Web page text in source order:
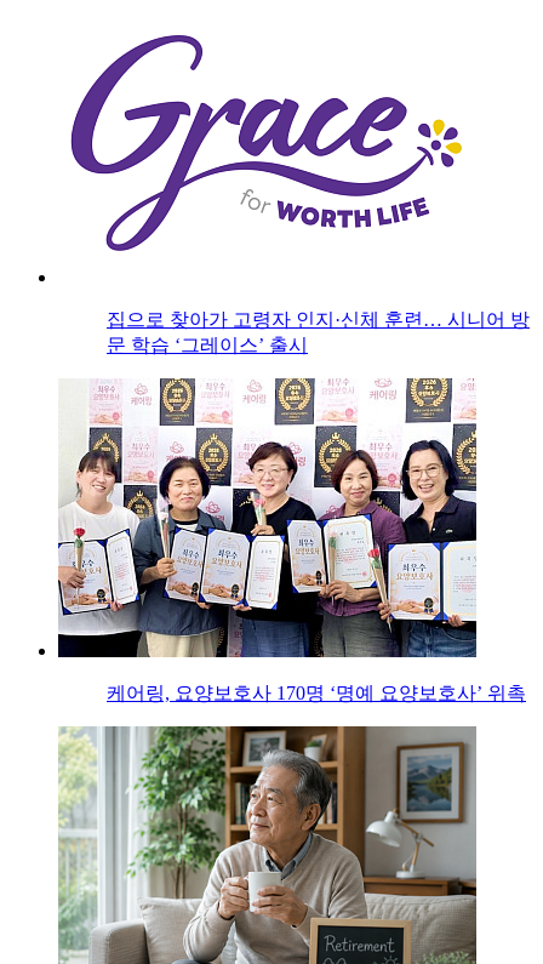
집으로 찾아가 고령자 인지·신체 훈련… 시니어 방
문 학습 ‘그레이스’ 출시
케어링, 요양보호사 170명 ‘명예 요양보호사’ 위촉